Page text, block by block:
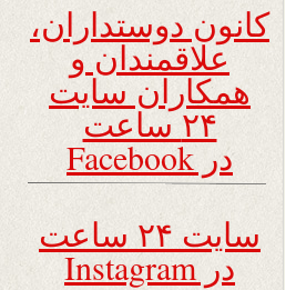
کانون دوستداران،
علاقمندان و
همکاران سایت
۲۴ ساعت
در Facebook
سایت ۲۴ ساعت
در Instagram